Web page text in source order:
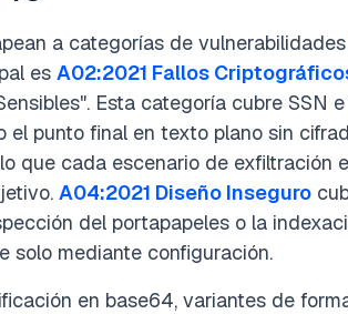
a categorías de
es A02:2021 Fallos
Esta categoría cubre SSN
el punto final en texto plano sin
que cada escenario de exfiltración
A04:2021 Diseño Inseguro
del portapapeles o la
solo mediante configuración.
en base64, variantes de